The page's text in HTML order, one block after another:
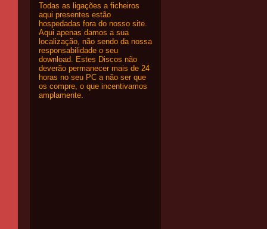
Todas as ligações a ficheiros
aqui presentes estão
hospedadas fora do nosso site.
Aqui apenas damos a sua
localização, não sendo da nossa
responsabilidade o seu
download. Estes Discos não
deverão permanecer mais de 24
horas no seu PC a não ser que
os compre, o que incentivamos
amplamente.